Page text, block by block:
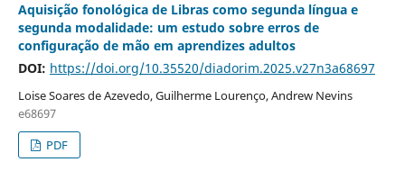
Aquisição fonológica de Libras como segunda língua e
segunda modalidade: um estudo sobre erros de
configuração de mão em aprendizes adultos
DOI: https://doi.org/10.35520/diadorim.2025.v27n3a68697
Loise Soares de Azevedo, Guilherme Lourenço, Andrew Nevins
e68697
PDF